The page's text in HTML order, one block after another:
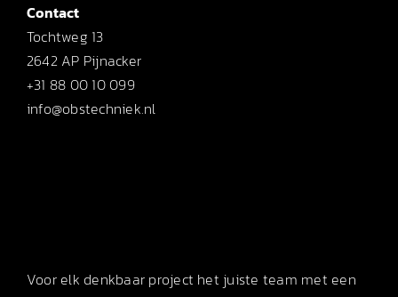
Voor elk denkbaar project het juiste team met een
Contact
Tochtweg 13
2642 AP Pijnacker
+31 88 00 10 099
info@obstechniek.nl